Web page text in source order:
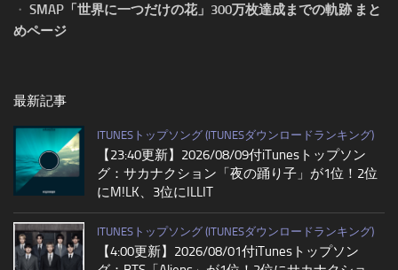
・ SMAP「世界に一つだけの花」300万枚達成までの軌跡 まと
めページ
最新記事
ITUNESトップソング (ITUNESダウンロードランキング)
【23:40更新】2026/08/09付iTunesトップソン
グ：サカナクション「夜の踊り子」が1位！2位
にM!LK、3位にILLIT
ITUNESトップソング (ITUNESダウンロードランキング)
【4:00更新】2026/08/01付iTunesトップソン